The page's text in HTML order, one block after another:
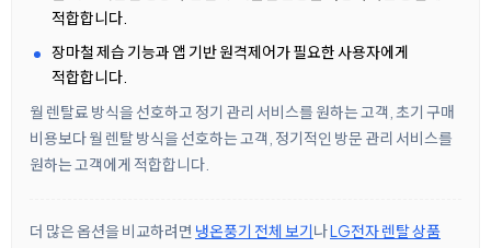
적합합니다.
장마철 제습 기능과 앱 기반 원격제어가 필요한 사용자에게
적합합니다.
월 렌탈료 방식을 선호하고 정기 관리 서비스를 원하는 고객, 초기 구매
비용보다 월 렌탈 방식을 선호하는 고객, 정기적인 방문 관리 서비스를
원하는 고객에게 적합합니다.
더 많은 옵션을 비교하려면 냉온풍기 전체 보기나LG전자 렌탈 상품